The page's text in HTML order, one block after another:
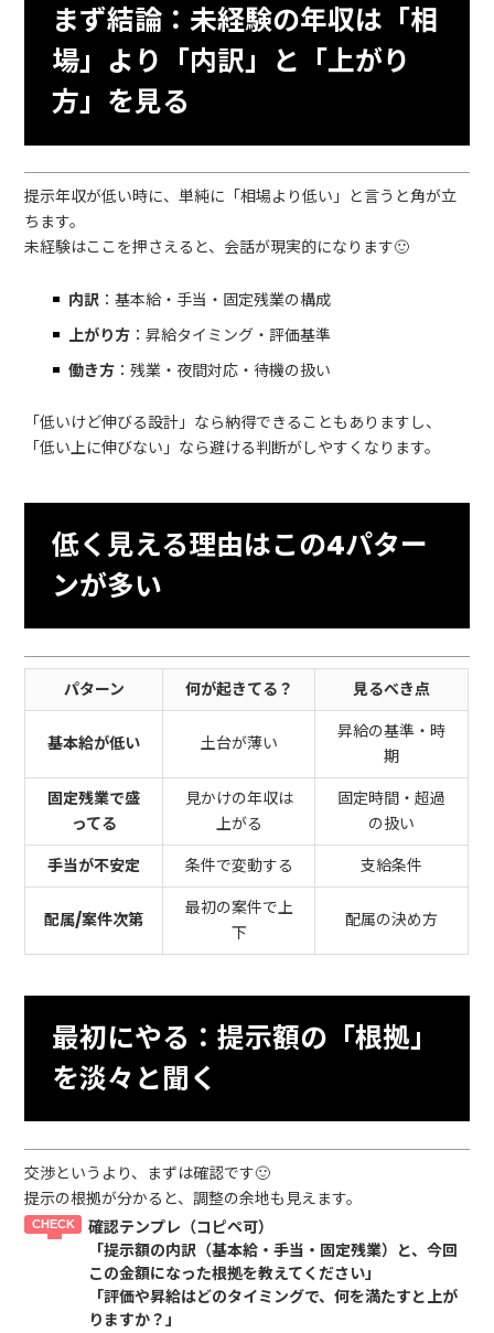
まず結論：未経験の年収は「相
場」より「内訳」と「上がり
方」を見る
提示年収が低い時に、単純に「相場より低い」と言うと角が立
ちます。
未経験はここを押さえると、会話が現実的になります🙂
内訳 ：基本給・手当・固定残業の構成
上がり方 ：昇給タイミング・評価基準
働き方 ：残業・夜間対応・待機の扱い
「低いけど伸びる設計」なら納得できることもありますし、
「低い上に伸びない」なら避ける判断がしやすくなります。
低く見える理由はこの4パター
ンが多い
パターン 何が起きてる？ 見るべき点
基本給が低い 土台が薄い
昇給の基準・時
期
固定残業で盛
ってる
見かけの年収は
上がる
固定時間・超過
の扱い
手当が不安定
条件で変動する 支給条件
配属/案件次第
最初の案件で上
下
配属の決め方
最初にやる：提示額の「根拠」
を淡々と聞く
交渉というより、まずは確認です🙂
提示の根拠が分かると、調整の余地も見えます。
確認テンプレ（コピペ可）
「提示額の内訳（基本給・手当・固定残業）と、今回
この金額になった根拠を教えてください」
「評価や昇給はどのタイミングで、何を満たすと上が
りますか？」